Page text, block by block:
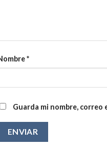
*
Guarda mi nombre, correo